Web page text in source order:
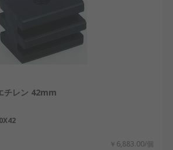
チレン 42mm
￥6,883.00/個